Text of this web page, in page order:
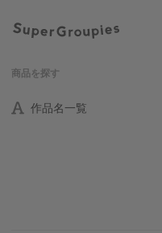
商品を探す
作品名一覧